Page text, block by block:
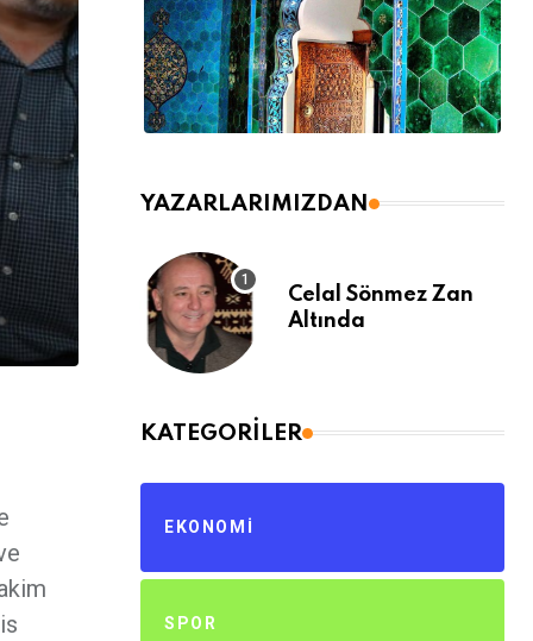
YAZARLARIMIZDAN
Celal Sönmez Zan
Altında
KATEGORILER
EKONOMI
SPOR